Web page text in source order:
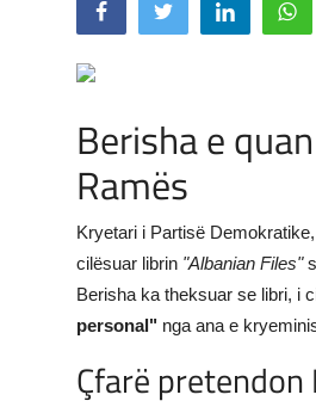
SHOWBIZ
SHENDETI
Shqip
Berisha e
Ramës
Kryetari i Partisë Demokratike,
cilësuar librin "Albanian Files"
Berisha ka theksuar se libri, i
personal" nga ana e
Çfarë